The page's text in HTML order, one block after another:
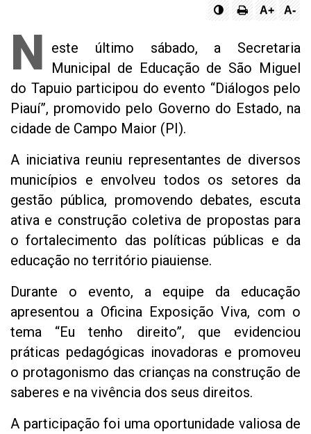
A+ A-
N este último sábado, a Secretaria
Municipal de Educação de São Miguel
do Tapuio participou do evento “Diálogos pelo
Piauí”, promovido pelo Governo do Estado, na
cidade de Campo Maior (PI).
A iniciativa reuniu representantes de diversos
municípios e envolveu todos os setores da
gestão pública, promovendo debates, escuta
ativa e construção coletiva de propostas para
o fortalecimento das políticas públicas e da
educação no território piauiense.
Durante o evento, a equipe da educação
apresentou a Oficina Exposição Viva, com o
tema “Eu tenho direito”, que evidenciou
práticas pedagógicas inovadoras e promoveu
o protagonismo das crianças na construção de
saberes e na vivência dos seus direitos.
A participação foi uma oportunidade valiosa de